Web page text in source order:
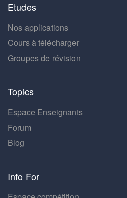
Etudes
Nos applications
Cours à télécharger
Groupes de révision
Topics
Espace Enseignants
Forum
Blog
Info For